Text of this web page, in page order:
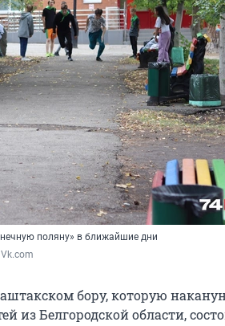
поляну» в ближайшие дни
бору, которую
из Белгородской области,